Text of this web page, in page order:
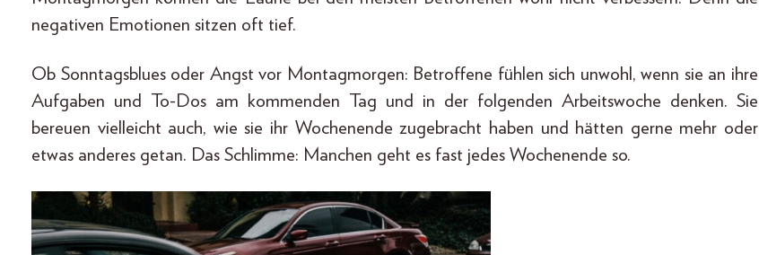
negativen Emotionen sitzen oft tief.
Ob Sonntagsblues oder Angst vor Montagmorgen: Betroffene fühlen sich unwohl, wenn sie an ihre
Aufgaben und To-Dos am kommenden Tag und in der folgenden Arbeitswoche denken. Sie
bereuen vielleicht auch, wie sie ihr Wochenende zugebracht haben und hätten gerne mehr oder
etwas anderes getan. Das Schlimme: Manchen geht es fast jedes Wochenende so.